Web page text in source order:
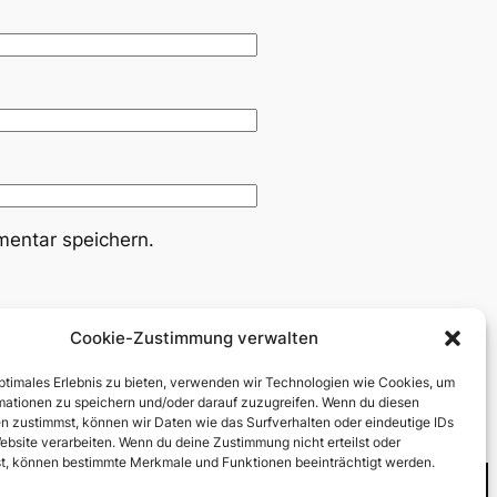
Cookie-Zustimmung verwalten
Erlebnis zu bieten, verwenden wir Technologien wie Cookies, um
zu speichern und/oder darauf zuzugreifen. Wenn du diesen
zustimmst, können wir Daten wie das Surfverhalten oder eindeutige IDs
verarbeiten. Wenn du deine Zustimmung nicht erteilst oder
können bestimmte Merkmale und Funktionen beeinträchtigt werden.
speichern.